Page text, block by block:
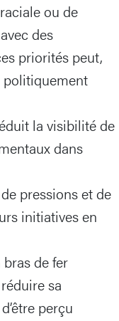
ou de
des
priorités peut,
politiquement
la visibilité de
dans
pressions et de
initiatives en
bras de fer
sa
perçu